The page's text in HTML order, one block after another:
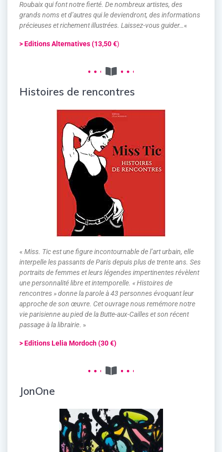
Roubaix qui font notre fierté. De nombreux artistes, des
grands noms et d’autres qui le deviendront, des informations
précieuses et richement illustrées. Laissez-vous guider…«
> Editions Alternatives (13,50 €)
Histoires de rencontres
« Miss. Tic est une figure incontournable de l’art urbain, elle
interpelle les passants de Paris depuis plus de trente ans. Ses
portraits de femmes et leurs légendes impertinentes révèlent
une personnalité libre et intemporelle. « Histoires de
rencontres » donne la parole à 43 personnes évoquant leur
approche de son œuvre. Cet ouvrage nous remémore notre
vie parisienne au pied de la Butte-aux-Cailles et son récent
passage à la librairie. »
> Editions Lelia Mordoch (30 €)
JonOne